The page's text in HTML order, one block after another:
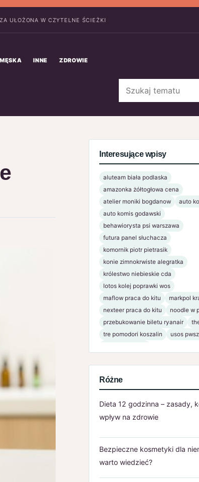
UŁOŻONA W CZYTELNE ŚCIEŻKI
INNE ZDROWIE
Szukaj
Interesujące wpisy
aluteam biała podlaska
amazonka żółtogłowa cena
atelier moniki bogdanow
auto
auto komis godawski
behawiorysta psi warszawa
futura panel słuchacza
komornik piotr pietrasik
konie zimnokrwiste alegratka
królestwo niebieskie cda
lotos kolej poprawki wos
maflow praca do kitu
markpol
nexteer praca do kitu
noodle w
przebukowanie biletu ryanair
tre pomodori koszalin
usos
Różne
Dieta 12 godzinna – zasady,
wpływ na zdrowie
Bezpieczne kosmetyki dla
warto wiedzieć?